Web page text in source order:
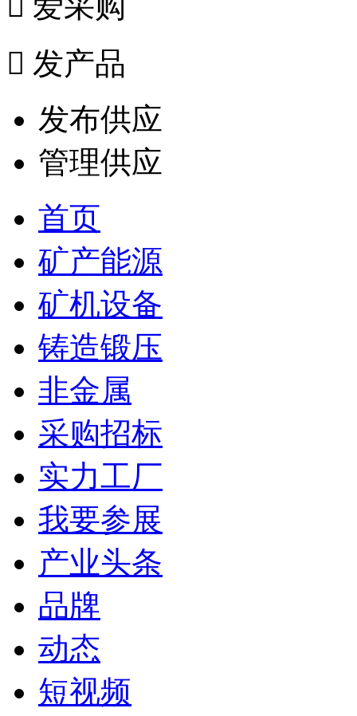
 发产品
发布供应
管理供应
首页
矿产能源
矿机设备
铸造锻压
非金属
采购招标
实力工厂
我要参展
产业头条
品牌
动态
短视频